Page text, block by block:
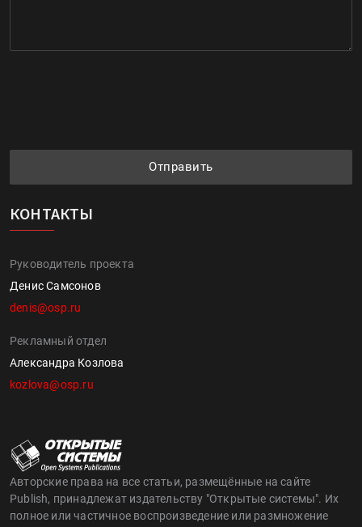
Отправить
КОНТАКТЫ
Руководитель проекта
Денис Самсонов
denis@osp.ru
Рекламный отдел
Александра Козлова
kozlova@osp.ru
Авторские права на все статьи, размещённые на сайте
Publish, принадлежат издательству "Открытые системы". Их
полное или частичное воспроизведение или размножение